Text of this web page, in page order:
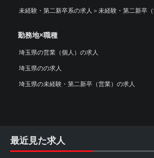
未経験・第二新卒系の求人 ＞ 未経験・第二新卒
勤務地×職種
埼玉県の営業（個人）の求人
埼玉県のの求人
埼玉県の未経験・第二新卒（営業）の求人
最近見た求人